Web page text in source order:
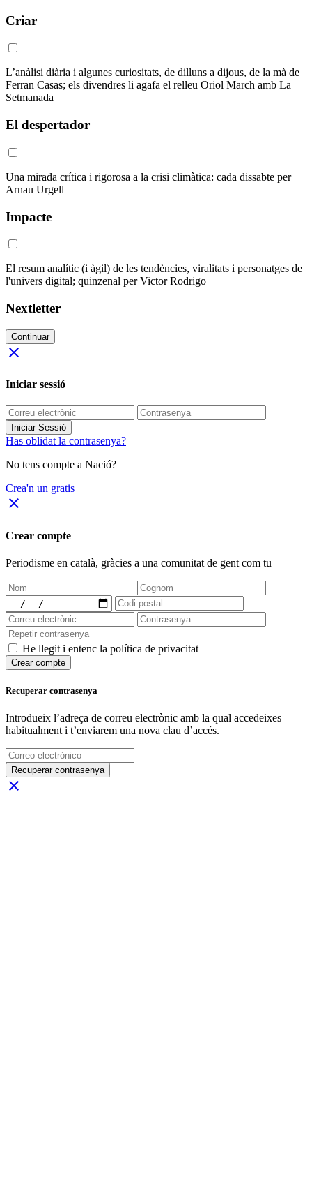
Criar
L’anàlisi diària i algunes curiositats, de dilluns a dijous, de la mà de
Ferran Casas; els divendres li agafa el relleu Oriol March amb La
Setmanada
El despertador
Una mirada crítica i rigorosa a la crisi climàtica: cada dissabte per
Arnau Urgell
Impacte
El resum analític (i àgil) de les tendències, viralitats i personatges de
l'univers digital; quinzenal per Victor Rodrigo
Nextletter
Continuar
close
Iniciar sessió
Iniciar Sessió
Has oblidat la contrasenya?
No tens compte a Nació?
Crea'n un gratis
close
Crear compte
Periodisme en català, gràcies a una comunitat de gent com tu
He llegit i entenc la política de privacitat
Crear compte
Recuperar contrasenya
Introdueix l’adreça de correu electrònic amb la qual accedeixes
habitualment i t’enviarem una nova clau d’accés.
Recuperar contrasenya
close